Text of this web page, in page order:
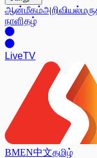
ஆன்மீகம்அறிவியல்
நாளிதழ்
LiveTV
BMEN中文தமிழ்